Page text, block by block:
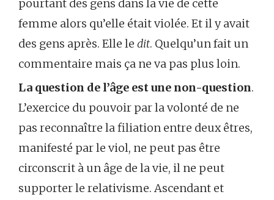
pourtant des gens dans la vie de cette
femme alors qu’elle était violée. Et il y avait
des gens après. Elle le dit. Quelqu’un fait un
commentaire mais ça ne va pas plus loin.
La question de l’âge est une non-question.
L’exercice du pouvoir par la volonté de ne
pas reconnaître la filiation entre deux êtres,
manifesté par le viol, ne peut pas être
circonscrit à un âge de la vie, il ne peut
supporter le relativisme. Ascendant et